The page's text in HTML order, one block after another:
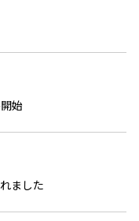
始
ました